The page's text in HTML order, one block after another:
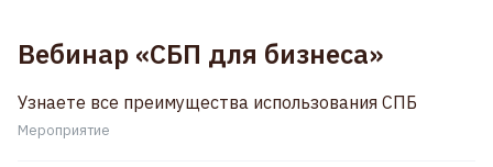
Вебинар «СБП для бизнеса»
Узнаете все преимущества использования СПБ
Мероприятие